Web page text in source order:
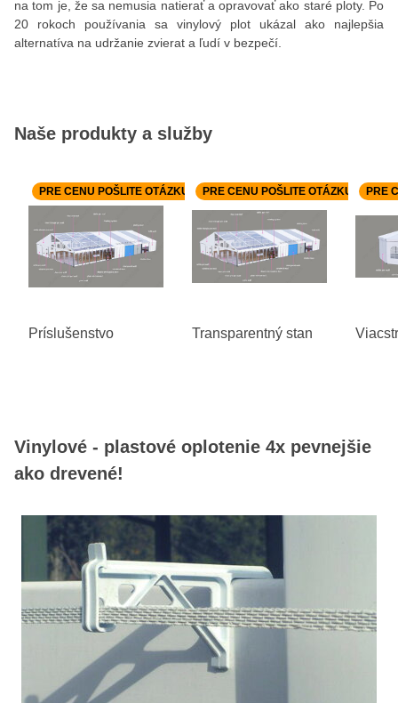
na tom je, že sa nemusia natierať a opravovať ako staré ploty. Po
20 rokoch používania sa vinylový plot ukázal ako najlepšia
alternatíva na udržanie zvierat a ľudí v bezpečí.
Naše produkty a služby
Príslušenstvo
PRE CENU POŠLITE OTÁZKU K PRODUKTU.
Transparentný stan
PRE CENU POŠLITE OTÁZKU KPRE
Vinylové - plastové oplotenie 4x pevnejšie
ako drevené!